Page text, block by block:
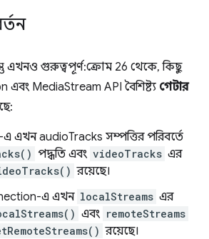
এখনও গুরুত্বপূর্ণ: ক্রোম 26 থেকে, কিছু
এবং MediaStream API বৈশিষ্ট্য গেটার
এখন audioTracks সম্পত্তির পরিবর্তে
পদ্ধতি এবং videoTracks এর
রয়েছে।
এ এখন localStreams এর
এবং remoteStreams
রয়েছে।